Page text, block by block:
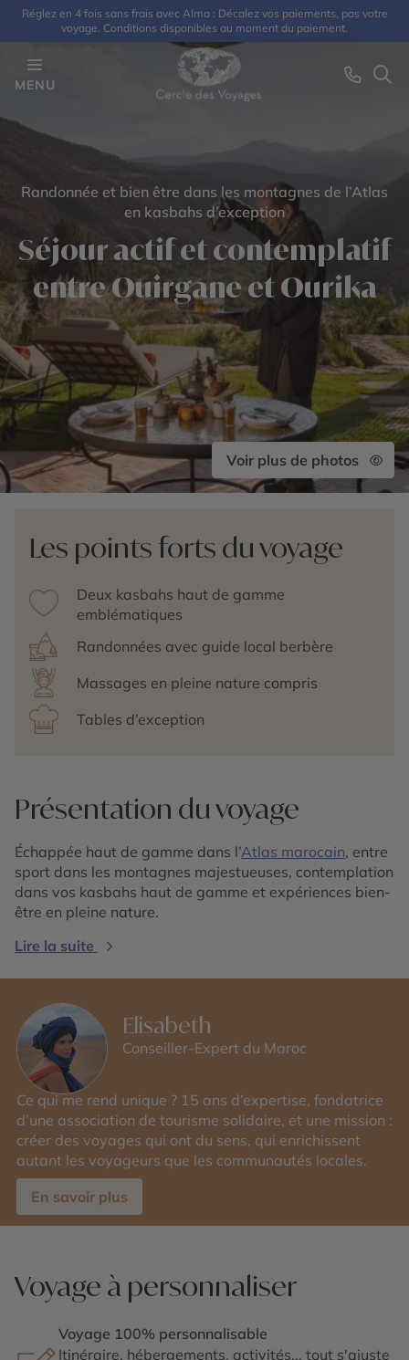
Réglez en 4 fois sans frais avec Alma : Décalez vos paiements, pas votre
voyage. Conditions disponibles au moment du paiement.
MENU
Randonnée et bien être dans les montagnes de l’Atlas
en kasbahs d’exception
Séjour actif et contemplatif
entre Ouirgane et Ourika
Voir plus de photos
Les points forts du voyage
Deux kasbahs haut de gamme
emblématiques
Randonnées avec guide local berbère
Massages en pleine nature compris
Tables d’exception
Présentation du voyage
Échappée haut de gamme dans l’Atlas marocain, entre
sport dans les montagnes majestueuses, contemplation
dans vos kasbahs haut de gamme et expériences bien-
être en pleine nature.
Lire la suite
Elisabeth
Conseiller-Expert du Maroc
Ce qui me rend unique ? 15 ans d’expertise, fondatrice
d’une association de tourisme solidaire, et une mission :
créer des voyages qui ont du sens, qui enrichissent
autant les voyageurs que les communautés locales.
En savoir plus
Voyage à personnaliser
Voyage 100% personnalisable
Itinéraire, hébergements, activités... tout s'ajuste